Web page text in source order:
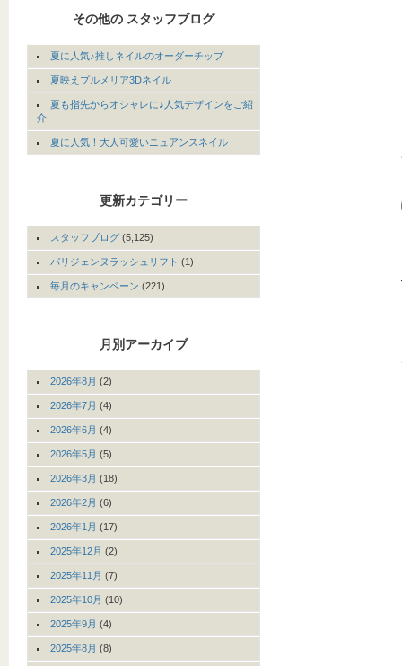
その他の スタッフブログ
夏に人気♪推しネイルのオーダーチップ
夏映えプルメリア3Dネイル
夏も指先からオシャレに♪人気デザインをご紹
介
夏に人気！大人可愛いニュアンスネイル
更新カテゴリー
スタッフブログ (5,125)
パリジェンヌラッシュリフト (1)
毎月のキャンペーン (221)
月別アーカイブ
2026年8月 (2)
2026年7月 (4)
2026年6月 (4)
2026年5月 (5)
2026年3月 (18)
2026年2月 (6)
2026年1月 (17)
2025年12月 (2)
2025年11月 (7)
2025年10月 (10)
2025年9月 (4)
2025年8月 (8)